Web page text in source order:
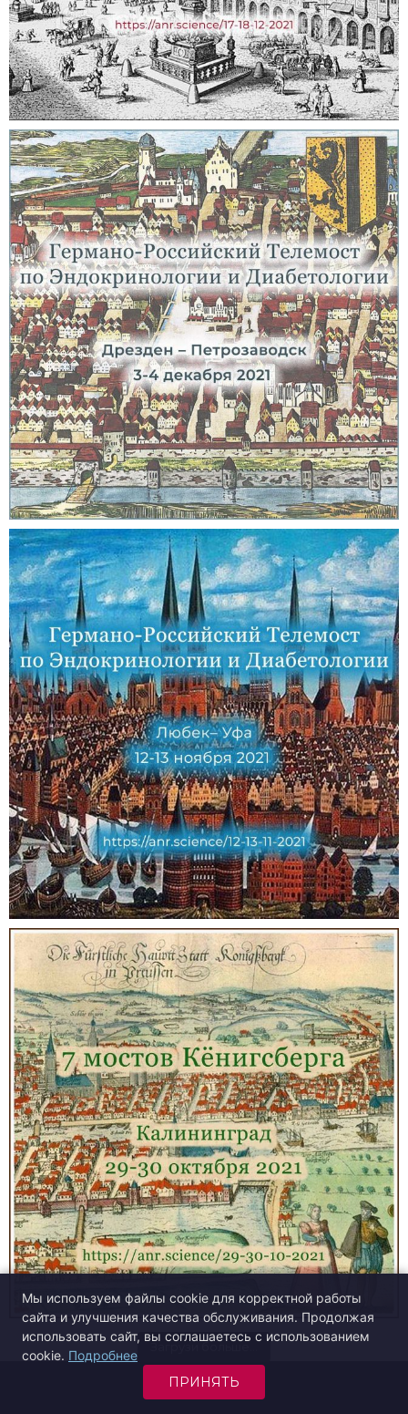
Загрузи больше…
Мы используем файлы cookie для корректной работы
сайта и улучшения качества обслуживания. Продолжая
использовать сайт, вы соглашаетесь с использованием
cookie. Подробнее
ПРИНЯТЬ